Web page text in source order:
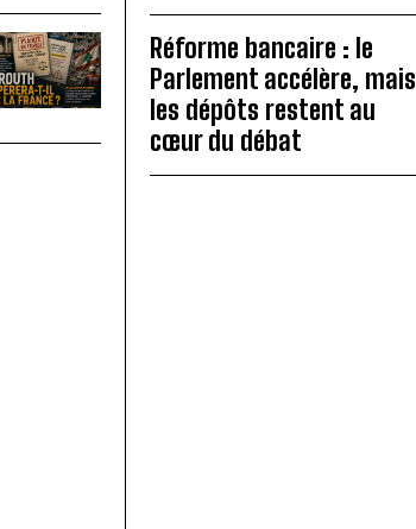
Réforme bancaire : le
Parlement accélère, mais
les dépôts restent au
cœur du débat